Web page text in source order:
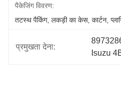
पैकेजिंग विवरण:
तटस्थ पैकिंग, लकड़ी का केस, कार्टन,
प्रमुखता देना:
Isuzu